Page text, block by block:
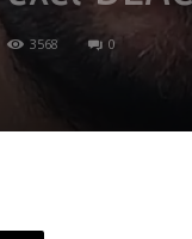
3568 0